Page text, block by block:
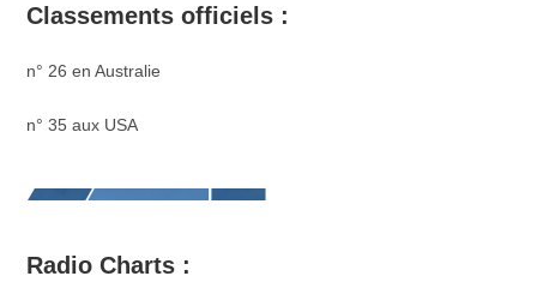
Classements officiels :
n° 26 en Australie
n° 35 aux USA
Radio Charts :